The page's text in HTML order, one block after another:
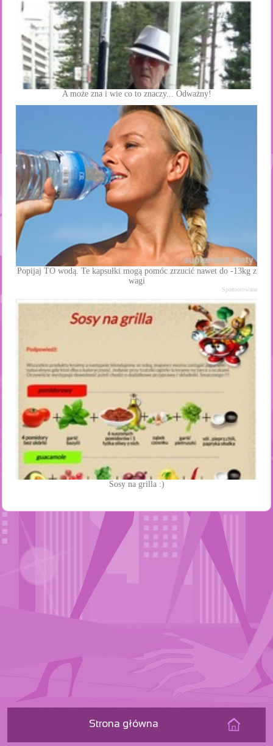
A może zna i wie co to znaczy... Odważny!
Popijaj TO wodą. Te kapsułki mogą pomóc zrzucić nawet do -13kg z
wagi
Sponsorowane
Sosy na grilla :)
Strona główna